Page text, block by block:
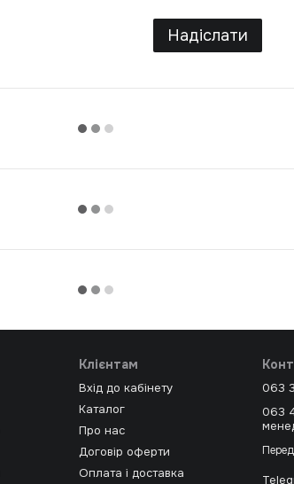
Надіслати
Клієнтам
Вхід до кабінету
Каталог
Про нас
Договір оферти
Оплата і доставка
063
063